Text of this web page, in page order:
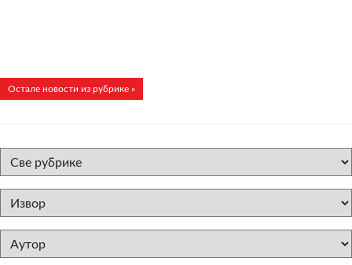
Остале новости из рубрике »